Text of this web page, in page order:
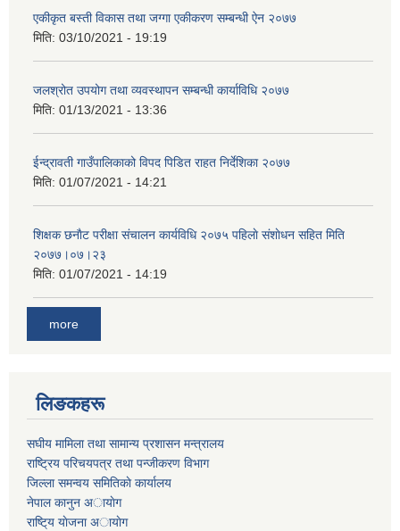
एकीकृत बस्ती विकास तथा जग्गा एकीकरण सम्बन्धी ऐन २०७७
मिति: 03/10/2021 - 19:19
जलश्रोत उपयोग तथा व्यवस्थापन सम्बन्धी कार्याविधि २०७७
मिति: 01/13/2021 - 13:36
ईन्द्रावती गाउँपालिकाको विपद पिडित राहत निर्देशिका २०७७
मिति: 01/07/2021 - 14:21
शिक्षक छनाैट परीक्षा संचालन कार्यविधि २०७५ पहिलाे स‌ंशाेधन सहित मिति
२०७७।०७।२३
मिति: 01/07/2021 - 14:19
more
लिङकहरू
स‌घीय मामिला तथा सामान्य प्रशासन मन्त्रालय
राष्ट्रिय परिचयपत्र तथा पन्जीकरण विभाग
जिल्ला समन्वय समितिकाे कार्यालय
नेपाल कानुन अायाेग
राष्टि्य याेजना अायाेग